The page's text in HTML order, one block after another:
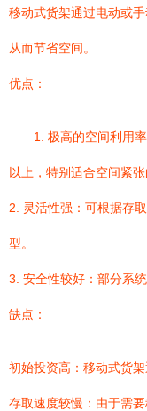
移动式货架通过电动或
从而节省空间。
优点：
1. 极高的空间利用
以上，特别适合空间紧张
2. 灵活性强：可根据存
型。
3. 安全性较好：部分系
缺点：
初始投资高：移动式货
存取速度较慢：由于需